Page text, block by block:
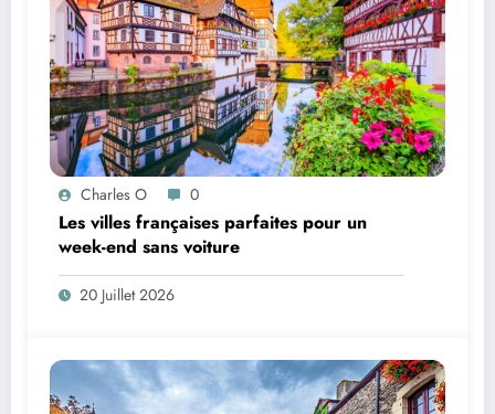
Charles O 0
Les villes françaises parfaites pour un
week-end sans voiture
20 Juillet 2026